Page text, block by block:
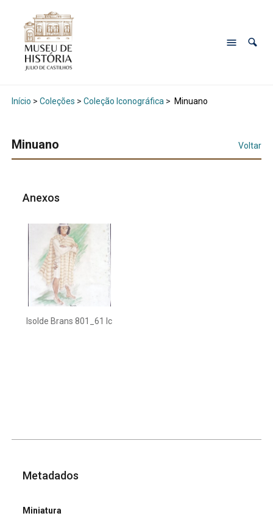
Início > Coleções > Coleção Iconográfica > Minuano
Minuano Voltar
Anexos
Isolde Brans 801_61 Ic
Metadados
Miniatura